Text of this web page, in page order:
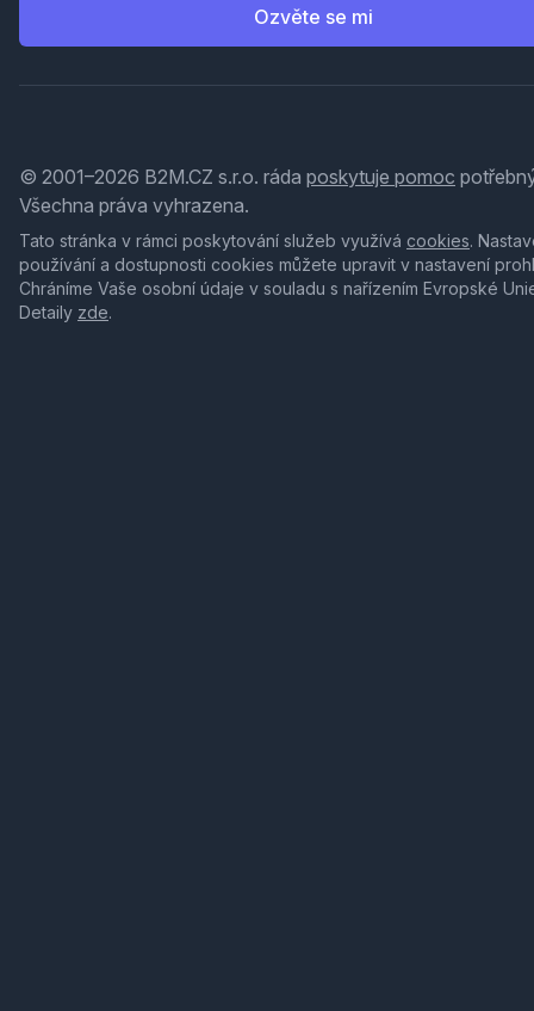
Ozvěte se mi
© 2001–2026 B2M.CZ s.r.o. ráda poskytuje pomoc
Všechna práva vyhrazena.
Tato stránka v rámci poskytování služeb využívá cookies.
používání a dostupnosti cookies můžete upravit v nastavení
Chráníme Vaše osobní údaje v souladu s nařízením Evropské
Detaily zde.